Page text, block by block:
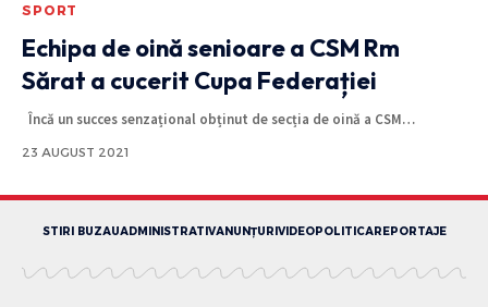
SPORT
Echipa de oină senioare a CSM Rm
Sărat a cucerit Cupa Federației
Încă un succes senzațional obținut de secția de oină a CSM…
23 AUGUST 2021
STIRI BUZAUADMINISTRATIVANUNȚURIVIDEOPOLITICAREPORTAJE